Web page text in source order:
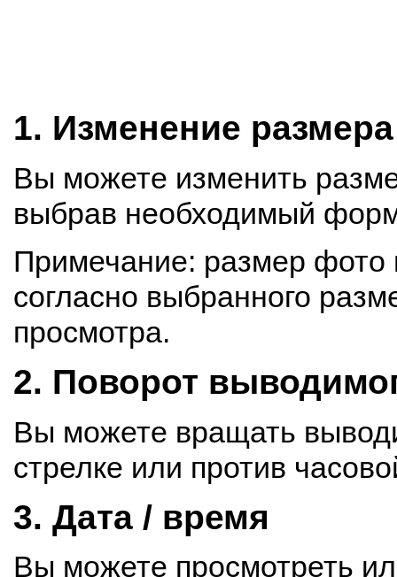
1. Изменение
Вы можете изменить
выбрав необходимый
Примечание: размер фото
согласно выбранного
просмотра.
2. Поворот
Вы можете вращать
стрелке или против
3. Дата / время
Вы можете просмотреть